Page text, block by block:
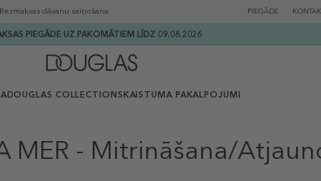
Bezmaksas dāvanu saiņošana PIEGĀDE
PIEGĀDE UZ PAKOMĀTIEM LĪDZ 09.08.2026
DOUGLAS COLLECTION SKAISTUMA PAKALPOJUMI
MER - Mitrināšana/